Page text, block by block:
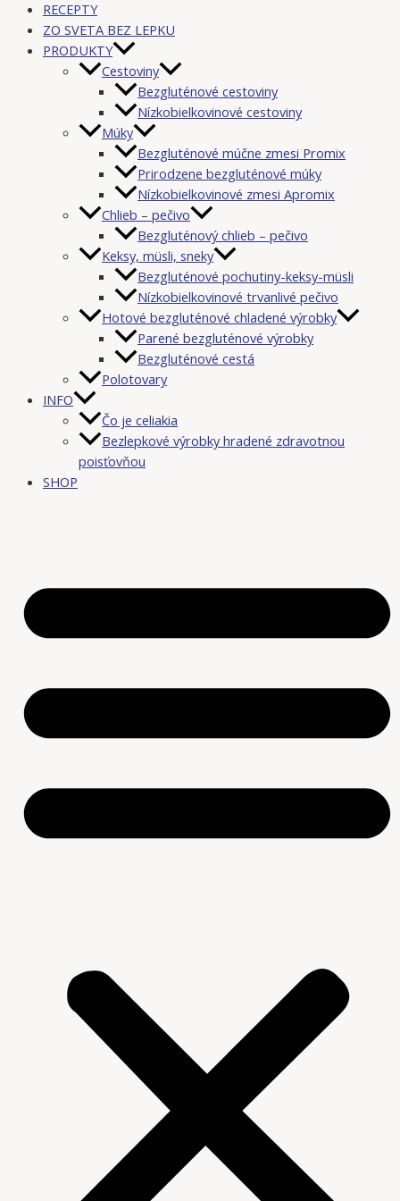
RECEPTY
ZO SVETA BEZ LEPKU
PRODUKTY
Cestoviny
Bezgluténové cestoviny
Nízkobielkovinové cestoviny
Múky
Bezgluténové múčne zmesi Promix
Prirodzene bezgluténové múky
Nízkobielkovinové zmesi Apromix
Chlieb – pečivo
Bezgluténový chlieb – pečivo
Keksy, müsli, sneky
Bezgluténové pochutiny-keksy-müsli
Nízkobielkovinové trvanlivé pečivo
Hotové bezgluténové chladené výrobky
Parené bezgluténové výrobky
Bezgluténové cestá
Polotovary
INFO
Čo je celiakia
Bezlepkové výrobky hradené zdravotnou
poisťovňou
SHOP